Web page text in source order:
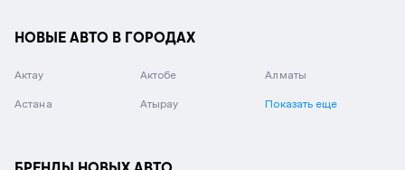
НОВЫЕ АВТО В ГОРОДАХ
Актау Актобе Алматы
Астана Атырау Показать еще